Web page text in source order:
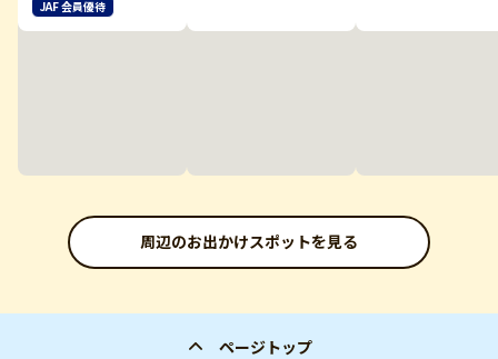
JAF 会員優待
周辺のお出かけスポットを見る
ページトップ